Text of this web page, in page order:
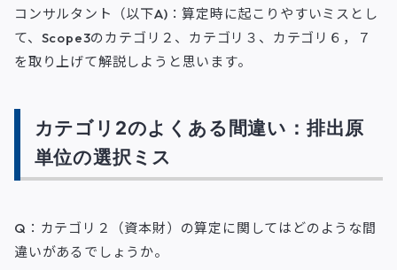
コンサルタント（以下A)：算定時に起こりやすいミスとし
て、Scope3のカテゴリ２、カテゴリ３、カテゴリ６，７
を取り上げて解説しようと思います。
カテゴリ2のよくある間違い：排出原
単位の選択ミス
Q：カテゴリ２（資本財）の算定に関してはどのような間
違いがあるでしょうか。